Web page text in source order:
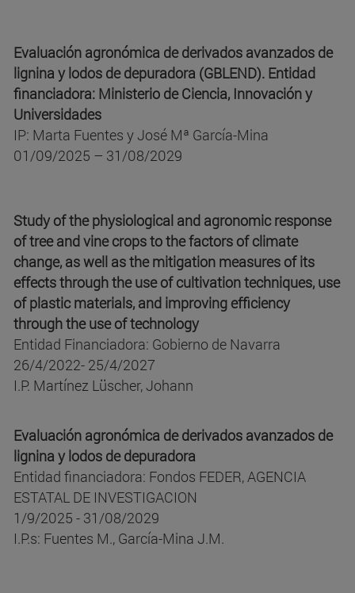
Evaluación agronómica de derivados avanzados de
lignina y lodos de depuradora (GBLEND). Entidad
financiadora: Ministerio de Ciencia, Innovación y
Universidades
IP: Marta Fuentes y José Mª García-Mina
01/09/2025 – 31/08/2029
Study of the physiological and agronomic response
of tree and vine crops to the factors of climate
change, as well as the mitigation measures of its
effects through the use of cultivation techniques, use
of plastic materials, and improving efficiency
through the use of technology
Entidad Financiadora: Gobierno de Navarra
26/4/2022- 25/4/2027
I.P. Martínez Lüscher, Johann
Evaluación agronómica de derivados avanzados de
lignina y lodos de depuradora
Entidad financiadora: Fondos FEDER, AGENCIA
ESTATAL DE INVESTIGACION
1/9/2025 - 31/08/2029
I.P.s: Fuentes M., García-Mina J.M.